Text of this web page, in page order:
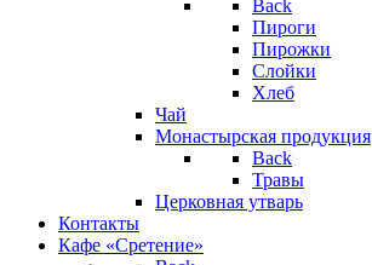
Back
Пироги
Пирожки
Слойки
Хлеб
Чай
Монастырская продукция
Back
Травы
Церковная утварь
Контакты
Кафе «Сретение»